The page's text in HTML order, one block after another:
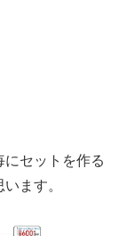
セットを作る
ます。